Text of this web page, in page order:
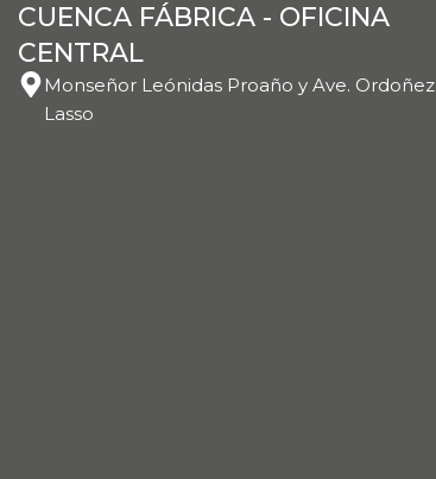
CUENCA FÁBRICA - OFICINA
CENTRAL
Monseñor Leónidas Proaño y Ave. Ordoñez
Lasso